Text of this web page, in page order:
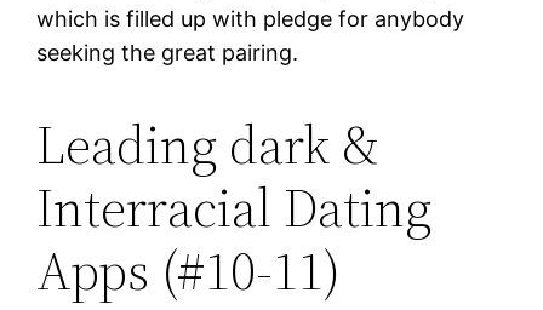
which is filled up with pledge for anybody
seeking the great pairing.
Leading dark &
Interracial Dating
Apps (#10-11)